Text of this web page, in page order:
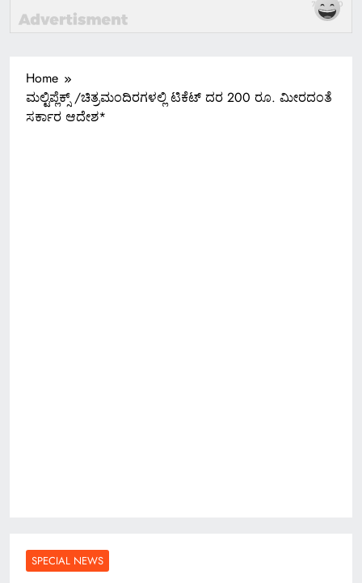
Home
ಮಲ್ಟಿಪ್ಲೆಕ್ಸ್ /ಚಿತ್ರಮಂದಿರಗಳಲ್ಲಿ ಟಿಕೆಟ್ ದರ 200 ರೂ. ಮೀರದಂತೆ
ಸರ್ಕಾರ ಆದೇಶ*
SPECIAL NEWS